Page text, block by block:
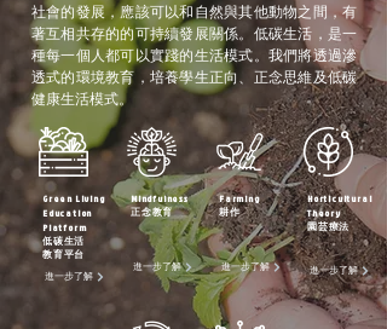
Green Living
Education
Platform
低碳生活
教育平台
進一步了解
Mindfulness
​正念教育
進一步了解
Farming
耕作
進一步了解
Horticultural
Theory
園芸療法
進一步了解
社會的發展，應該可以和自然與其他動物之間，有
著互相共存的的可持續發展關係。低碳生活，是一
種每一個人都可以實踐的生活模式。我們將透過滲
透式的環境教育，培養學生正向、正念思維及低碳
健康生活模式。